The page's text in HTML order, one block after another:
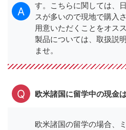
す。こちらに関しては、
スが多いので現地で購入
用意いただくことをオス
製品については、取扱説
ませ。
欧米諸国に留学中の現金
欧米諸国の留学の場合、